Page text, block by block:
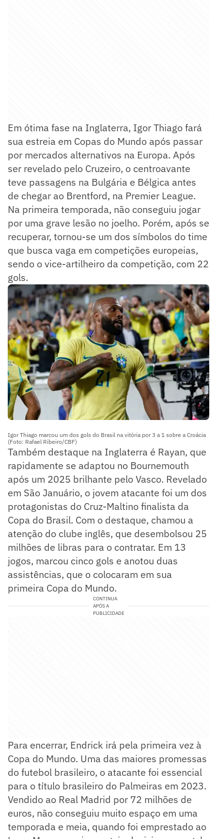
Em ótima fase na Inglaterra, Igor Thiago fará
sua estreia em Copas do Mundo após passar
por mercados alternativos na Europa. Após
ser revelado pelo Cruzeiro, o centroavante
teve passagens na Bulgária e Bélgica antes
de chegar ao Brentford, na Premier League.
Na primeira temporada, não conseguiu jogar
por uma grave lesão no joelho. Porém, após se
recuperar, tornou-se um dos símbolos do time
que busca vaga em competições europeias,
sendo o vice-artilheiro da competição, com 22
gols.
Igor Thiago marcou um dos gols do Brasil na vitória por 3 a 1 sobre a Croácia
(Foto: Rafael Ribeiro/CBF)
Também destaque na Inglaterra é Rayan, que
rapidamente se adaptou no Bournemouth
após um 2025 brilhante pelo Vasco. Revelado
em São Januário, o jovem atacante foi um dos
protagonistas do Cruz-Maltino finalista da
Copa do Brasil. Com o destaque, chamou a
atenção do clube inglês, que desembolsou 25
milhões de libras para o contratar. Em 13
jogos, marcou cinco gols e anotou duas
assistências, que o colocaram em sua
primeira Copa do Mundo.
CONTINUA
APÓS A
PUBLICIDADE
Para encerrar, Endrick irá pela primeira vez à
Copa do Mundo. Uma das maiores promessas
do futebol brasileiro, o atacante foi essencial
para o título brasileiro do Palmeiras em 2023.
Vendido ao Real Madrid por 72 milhões de
euros, não conseguiu muito espaço em uma
temporada e meia, quando foi emprestado ao